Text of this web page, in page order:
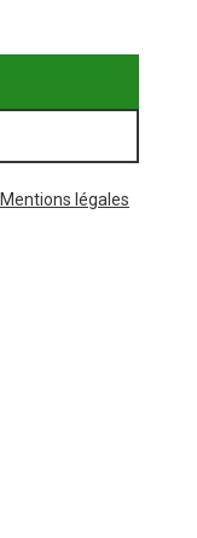
Mentions légales